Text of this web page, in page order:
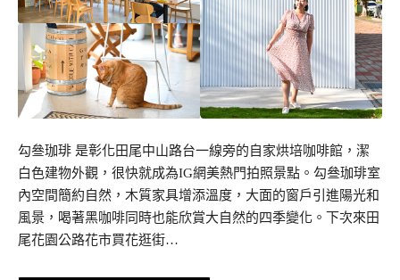
勾叄珈琲 是彰化田尾中山路台一線旁的自家烘培咖啡館，潔
白色建物外觀，很快就成為IG網美熱門拍照景點。勾叄珈琲室
內空間簡約自然，木質家具增添溫度，大面的窗戶引進陽光和
風景，喝著黑咖啡同時也能欣賞大自然的四季變化。下次來田
尾花園公路花市買花逛街…